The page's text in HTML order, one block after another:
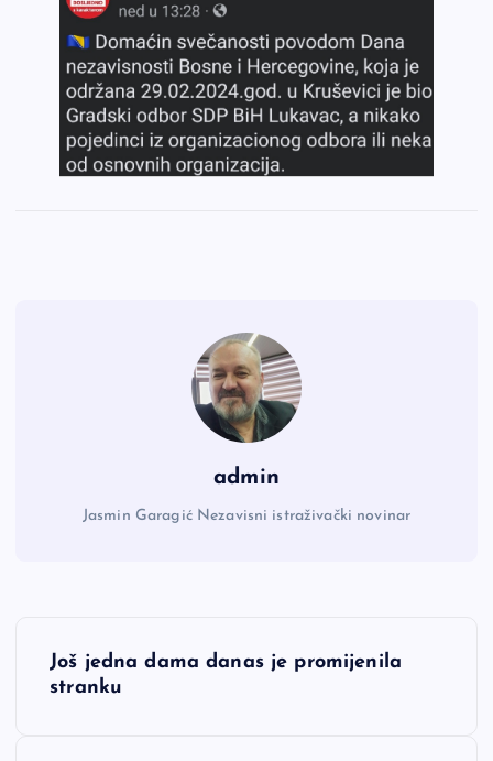
admin
Jasmin Garagić Nezavisni istraživački novinar
NJoš jedna dama danas je promijenila
stranku